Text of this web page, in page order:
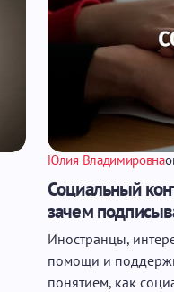
Юлия Владимировна
Социальный
зачем
Иностранцы,
помощи и
понятием, как